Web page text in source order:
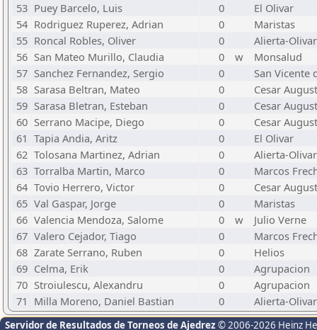
53 Puey Barcelo, Luis 0
El Olivar
54 Rodriguez Ruperez, Adrian 0
Maristas
55 Roncal Robles, Oliver 0
Alierta-Olivar
56 San Mateo Murillo, Claudia 0 w
Monsalud
57 Sanchez Fernandez, Sergio 0
San Vicente
58 Sarasa Beltran, Mateo 0
Cesar
59 Sarasa Bletran, Esteban 0
Cesar
60 Serrano Macipe, Diego 0
Cesar
61 Tapia Andia, Aritz 0
El Olivar
62 Tolosana Martinez, Adrian 0
Alierta-Olivar
63 Torralba Martin, Marco 0
Marcos
64 Tovio Herrero, Victor 0
Cesar
65 Val Gaspar, Jorge 0
Maristas
66 Valencia Mendoza, Salome 0 w
Julio Verne
67 Valero Cejador, Tiago 0
Marcos
68 Zarate Serrano, Ruben 0
Helios
69 Celma, Erik 0
Agrupacion
70 Stroiulescu, Alexandru 0
Agrupacion
71 Milla Moreno, Daniel Bastian 0 Alierta-Olivar
Servidor de Resultados de Torneos de Ajedrez © 2006-2026 Heinz